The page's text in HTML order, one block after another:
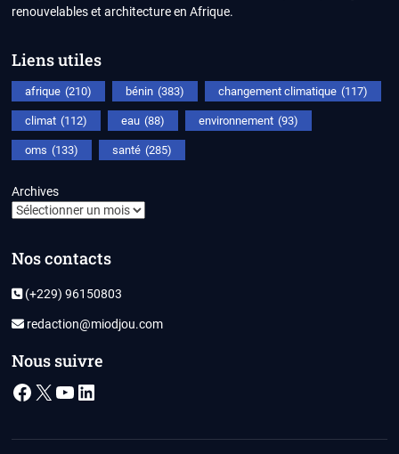
renouvelables et architecture en Afrique.
Liens utiles
afrique (210) bénin (383) changement climatique (117)
climat (112) eau (88) environnement (93)
oms (133) santé (285)
Archives
Nos contacts
(+229) 96150803
redaction@miodjou.com
Nous suivre
Facebook
X YouTube
LinkedIn